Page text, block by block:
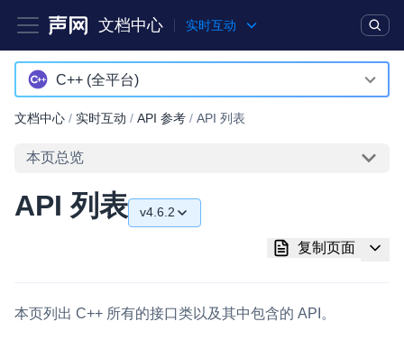
文档中心 实时互动
产品 解决方案
突破传统文字交互模式，与 AI 进行高拟真、自然流畅的实时语
音对话
扩展性和更优秀的互动效果
C++ (全平台)
Android
iOS
Web
文档中心 / 实时互动 / API 参考 / API 列表
本页总览
API 列表 v4.6.2
v4.5.2
复制页面
本页列出 C++ 所有的接口类以及其中包含的 API。